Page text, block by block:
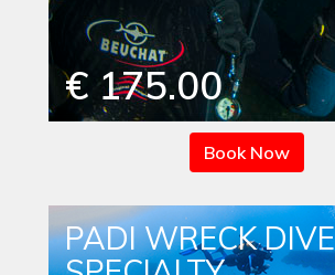
€ 175.00
Book Now
PADI WRECK